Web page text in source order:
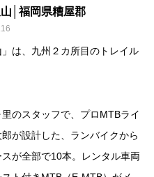
│福岡県糟屋郡
は、九州２カ所目のトレイル
のスタッフで、プロMTBライ
が設計した、ランバイクから
が全部で10本。レンタル車両